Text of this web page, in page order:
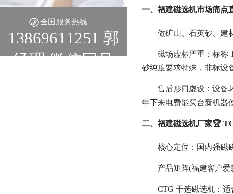
全国服务热线
13869611251 郭
经理 微信同号
一、福建磁选机市场痛点
做矿山、石英砂、建
磁场虚标严重：标称
砂纯度要求特殊，非标设
售后形同虚设：设备
年下来电费能买台新机器
二、福建磁选机厂家🏆
核心定位：国内强磁
产品矩阵(福建客户爱
CTG 干选磁选机：